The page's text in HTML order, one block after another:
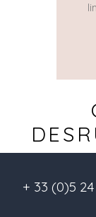
+ 33 (0)5 24